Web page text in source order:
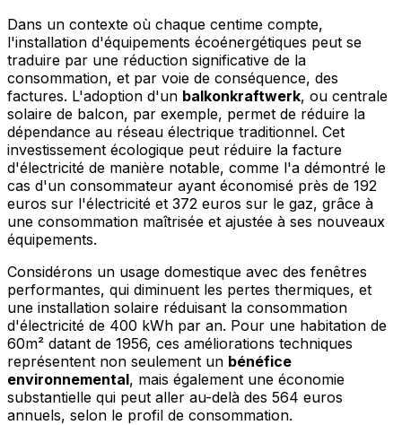
Dans un contexte où chaque centime compte,
l'installation d'équipements écoénergétiques peut se
traduire par une réduction significative de la
consommation, et par voie de conséquence, des
factures. L'adoption d'un balkonkraftwerk, ou centrale
solaire de balcon, par exemple, permet de réduire la
dépendance au réseau électrique traditionnel. Cet
investissement écologique peut réduire la facture
d'électricité de manière notable, comme l'a démontré le
cas d'un consommateur ayant économisé près de 192
euros sur l'électricité et 372 euros sur le gaz, grâce à
une consommation maîtrisée et ajustée à ses nouveaux
équipements.
Considérons un usage domestique avec des fenêtres
performantes, qui diminuent les pertes thermiques, et
une installation solaire réduisant la consommation
d'électricité de 400 kWh par an. Pour une habitation de
60m² datant de 1956, ces améliorations techniques
représentent non seulement un bénéfice
environnemental, mais également une économie
substantielle qui peut aller au-delà des 564 euros
annuels, selon le profil de consommation.